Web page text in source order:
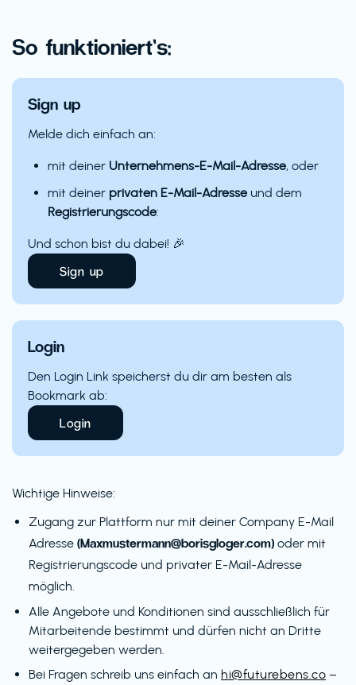
So funktioniert’s:
Sign up
Melde dich einfach an:
mit deiner Unternehmens-E-Mail-Adresse, oder
mit deiner privaten E-Mail-Adresse und dem
Registrierungscode:
Und schon bist du dabei! 🎉
Sign up
Login
Den Login Link speicherst du dir am besten als
Bookmark ab:
Login
Wichtige Hinweise:
Zugang zur Plattform nur mit deiner Company E-Mail
Adresse (Maxmustermann@borisgloger.com) oder mit
Registrierungscode und privater E-Mail-Adresse
möglich.
Alle Angebote und Konditionen sind ausschließlich für
Mitarbeitende bestimmt und dürfen nicht an Dritte
weitergegeben werden.
Bei Fragen schreib uns einfach an hi@futurebens.co –